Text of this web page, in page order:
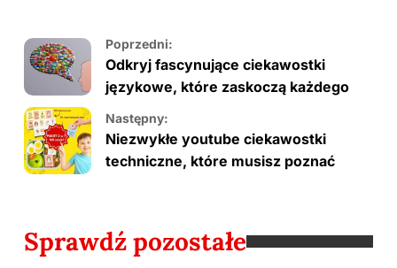
Poprzedni:
Odkryj fascynujące ciekawostki
językowe, które zaskoczą każdego
Następny:
Niezwykłe youtube ciekawostki
techniczne, które musisz poznać
Sprawdź pozostałe